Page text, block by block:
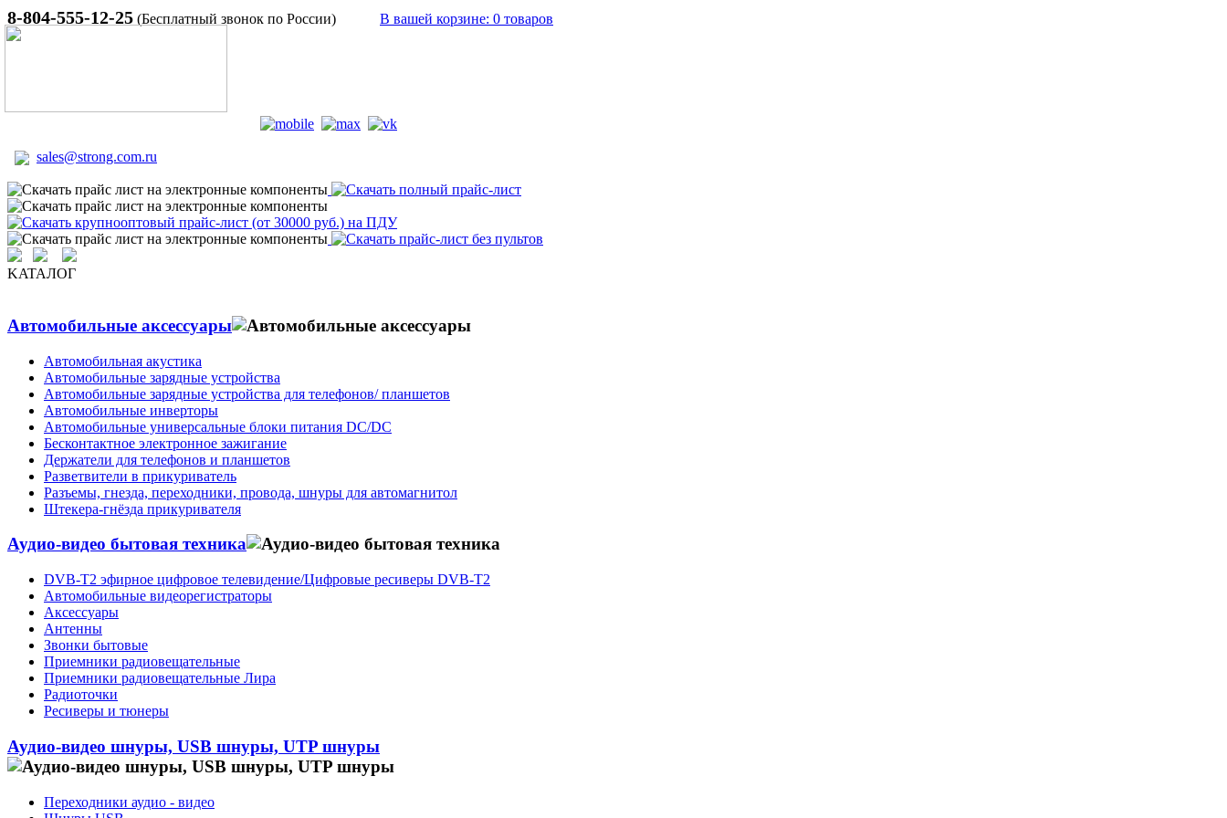
8-804-555-12-25 (Бесплатный звонок по России) В вашей корзине: 0 товаров
sales@strong.com.ru
KATAЛОГ
Автомобильные аксессуары
Автомобильная акустика
Автомобильные зарядные устройства
Автомобильные зарядные устройства для телефонов/ планшетов
Автомобильные инверторы
Автомобильные универсальные блоки питания DC/DC
Бесконтактное электронное зажигание
Держатели для телефонов и планшетов
Разветвители в прикуриватель
Разъемы, гнезда, переходники, провода, шнуры для автомагнитол
Штекера-гнёзда прикуривателя
Аудио-видео бытовая техника
DVB-T2 эфирное цифровое телевидение/Цифровые ресиверы DVB-T2
Автомобильные видеорегистраторы
Аксессуары
Антенны
Звонки бытовые
Приемники радиовещательные
Приемники радиовещательные Лира
Радиоточки
Ресиверы и тюнеры
Аудио-видео шнуры, USB шнуры, UTP шнуры
Переходники аудио - видео